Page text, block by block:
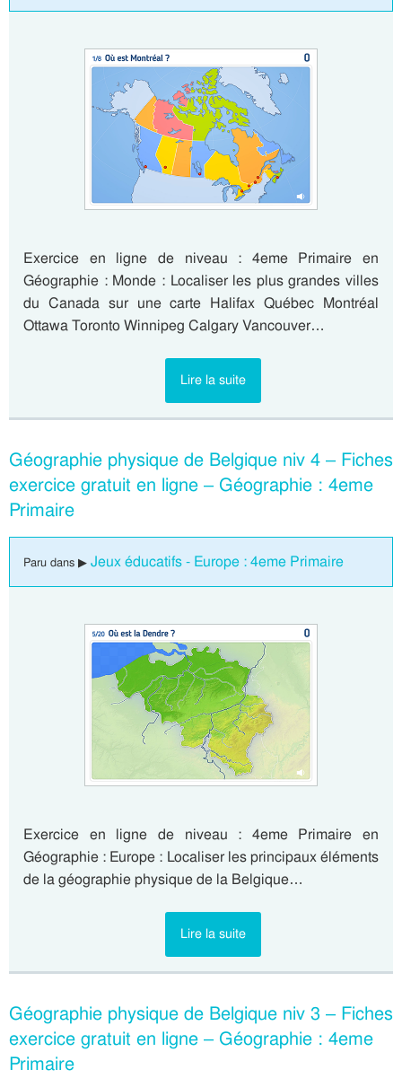
Exercice en ligne de niveau : 4eme Primaire en
Géographie : Monde : Localiser les plus grandes villes
du Canada sur une carte Halifax Québec Montréal
Ottawa Toronto Winnipeg Calgary Vancouver…
Lire la suite
Géographie physique de Belgique niv 4 – Fiches
exercice gratuit en ligne – Géographie : 4eme
Primaire
Paru dans ▶ Jeux éducatifs - Europe : 4eme Primaire
Exercice en ligne de niveau : 4eme Primaire en
Géographie : Europe : Localiser les principaux éléments
de la géographie physique de la Belgique…
Lire la suite
Géographie physique de Belgique niv 3 – Fiches
exercice gratuit en ligne – Géographie : 4eme
Primaire